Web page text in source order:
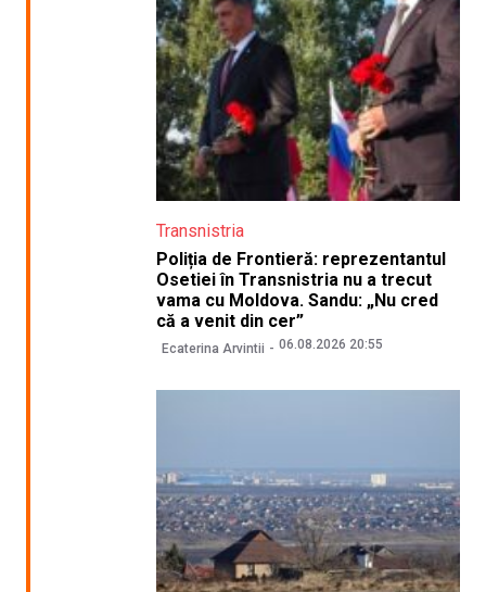
Transnistria
Poliția de Frontieră: reprezentantul
Osetiei în Transnistria nu a trecut
vama cu Moldova. Sandu: „Nu cred
că a venit din cer”
Ecaterina Arvintii 06.08.2026 20:55